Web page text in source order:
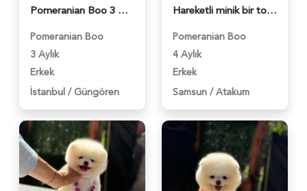
Pomeranian Boo 3 Aylık Yuva Arıyor - 6212
Pomeranian Boo
3 Aylık
Erkek
İstanbul / Güngören
Hareketli minik bir tosuncuk - 6233
Pomeranian Boo
4 Aylık
Erkek
Samsun / Atakum